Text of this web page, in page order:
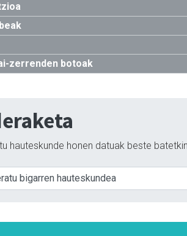
zerrenden botoak
hauteskunde honen datuak beste batetkin